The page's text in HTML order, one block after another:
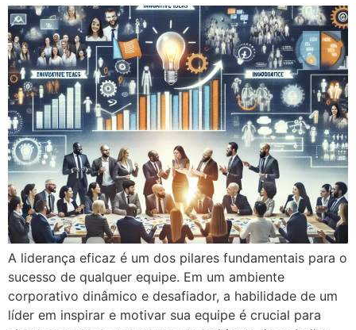
A liderança eficaz é um dos pilares fundamentais para o
sucesso de qualquer equipe. Em um ambiente
corporativo dinâmico e desafiador, a habilidade de um
líder em inspirar e motivar sua equipe é crucial para